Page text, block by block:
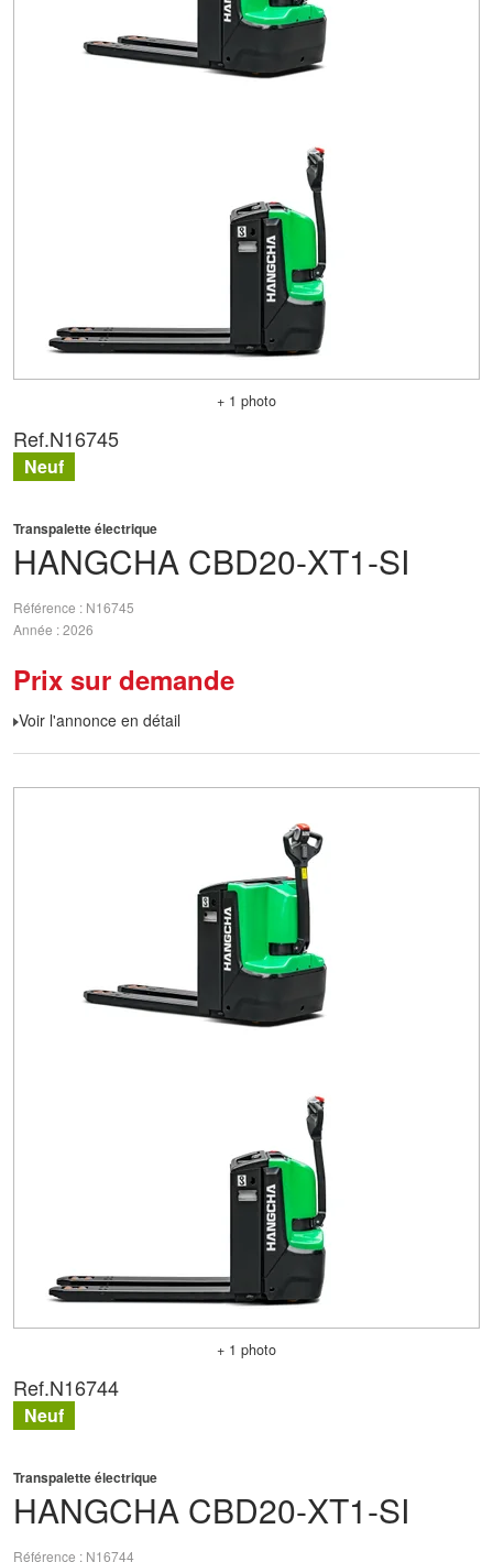
+ 1 photo
HANGCHA CBD20-XT1-SI
Transpalette électrique
Référence
N16745
Année 2026
Prix sur demande
Voir l'annonce en détail
Ref.N16745
Neuf
+ 1 photo
HANGCHA CBD20-XT1-SI
Transpalette électrique
Référence N16744
Ref.N16744
Neuf